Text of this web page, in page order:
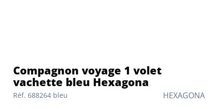
HEXAGONA
Réf. 688264 bleu
Compagnon voyage 1 volet
vachette bleu Hexagona